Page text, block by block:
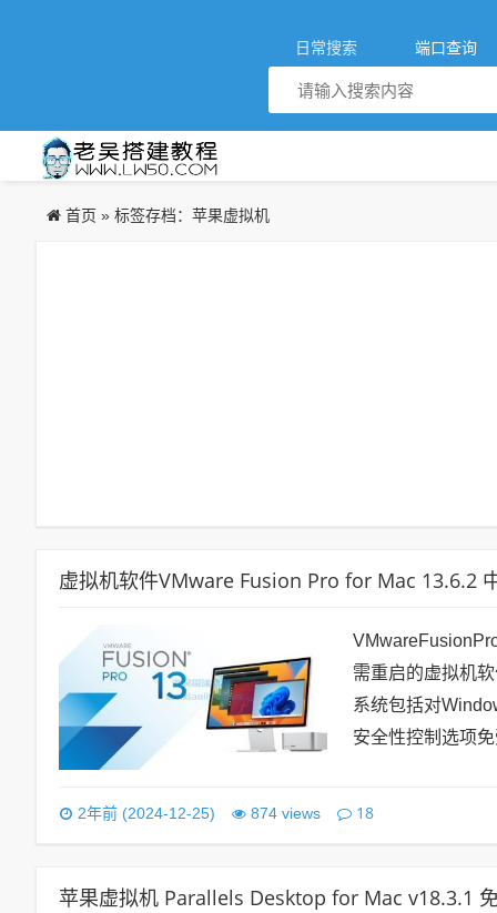
日常搜索 端口查询
首页 » 标签存档：苹果虚拟机
虚拟机软件VMware Fusion Pro for Mac 13.6.2
需重启的虚拟机
系统包括对
安全性控制选项
2年前 (2024-12-25) 874 views 18
苹果虚拟机 Parallels Desktop for Mac v18.3.1